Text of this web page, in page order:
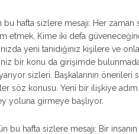
bu hafta sizlere mesajı: Her
etmek, Kime iki defa
yeni tanıdığınız kişilere ve
bir konu da girişimde
sizleri. Başkalarının önerileri
söz konusu. Yeni bir ilişkiye
yoluna girmeye başlıyor.
bu hafta sizlere mesajı: Bir